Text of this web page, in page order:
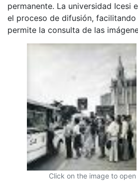
permanente. La universidad Icesi
el proceso de difusión,
permite la consulta de las
Click on the image to